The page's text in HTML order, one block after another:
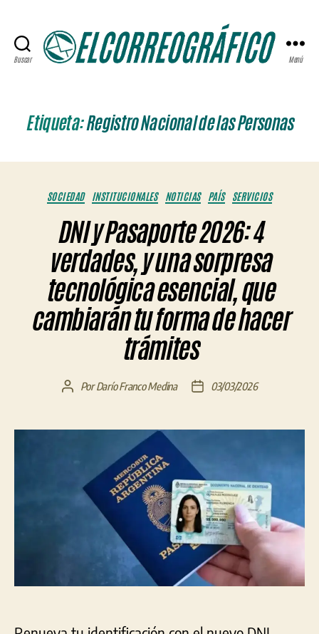
Buscar Menú
Etiqueta:Registro Nacional de las Personas
Categorías
SOCIEDAD INSTITUCIONALES NOTICIAS PAÍS SERVICIOS
DNI y Pasaporte 2026: 4
verdades, y una sorpresa
tecnológica esencial, que
cambiarán tu forma de hacer
trámites
Autor
entrada
PorDarío Franco Medina
Fecha
entrada
03/03/2026